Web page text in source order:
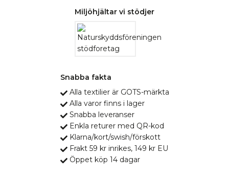
Miljöhjältar vi stödjer
Snabba fakta
Alla textilier är GOTS-märkta
Alla varor finns i lager
Snabba leveranser
Enkla returer med QR-kod
Klarna/kort/swish/förskott
Frakt 59 kr inrikes, 149 kr EU
Öppet köp 14 dagar